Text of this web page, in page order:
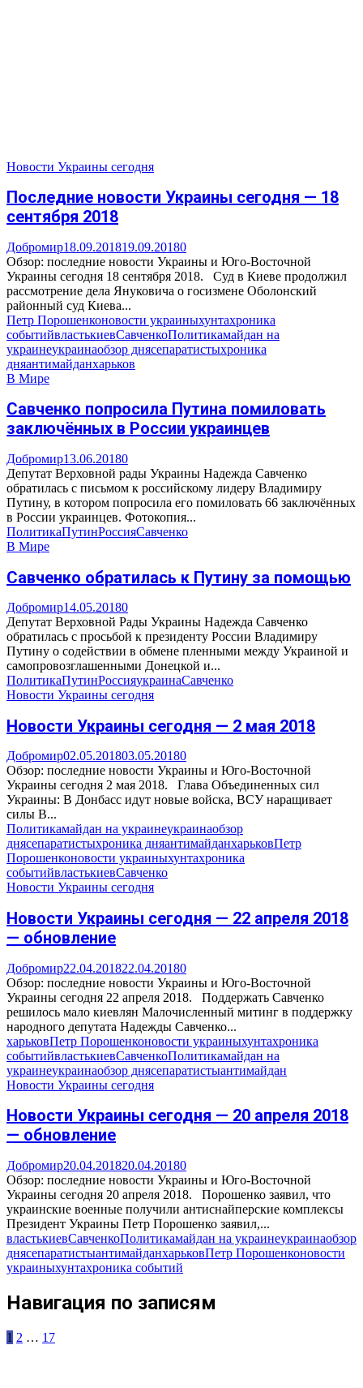
Новости Украины сегодня
Последние новости Украины сегодня — 18
сентября 2018
Добромир18.09.201819.09.20180
Обзор: последние новости Украины и Юго-Восточной
Украины сегодня 18 сентября 2018. Суд в Киеве продолжил
рассмотрение дела Януковича о госизмене Оболонский
районный суд Киева...
Петр Порошенконовости украиныхунтахроника
событийвластькиевСавченкоПолитикамайдан на
украинеукраинаобзор днясепаратистыхроника
дняантимайданхарьков
В Мире
Савченко попросила Путина помиловать
заключённых в России украинцев
Добромир13.06.20180
Депутат Верховной рады Украины Надежда Савченко
обратилась с письмом к российскому лидеру Владимиру
Путину, в котором попросила его помиловать 66 заключённых
в России украинцев. Фотокопия...
ПолитикаПутинРоссияСавченко
В Мире
Савченко обратилась к Путину за помощью
Добромир14.05.20180
Депутат Верховной Рады Украины Надежда Савченко
обратилась с просьбой к президенту России Владимиру
Путину о содействии в обмене пленными между Украиной и
самопровозглашенными Донецкой и...
ПолитикаПутинРоссияукраинаСавченко
Новости Украины сегодня
Новости Украины сегодня — 2 мая 2018
Добромир02.05.201803.05.20180
Обзор: последние новости Украины и Юго-Восточной
Украины сегодня 2 мая 2018. Глава Объединенных сил
Украины: В Донбасс идут новые войска, ВСУ наращивает
силы В...
Политикамайдан на украинеукраинаобзор
днясепаратистыхроника дняантимайданхарьковПетр
Порошенконовости украиныхунтахроника
событийвластькиевСавченко
Новости Украины сегодня
Новости Украины сегодня — 22 апреля 2018
— обновление
Добромир22.04.201822.04.20180
Обзор: последние новости Украины и Юго-Восточной
Украины сегодня 22 апреля 2018. Поддержать Савченко
решилось мало киевлян Малочисленный митинг в поддержку
народного депутата Надежды Савченко...
харьковПетр Порошенконовости украиныхунтахроника
событийвластькиевСавченкоПолитикамайдан на
украинеукраинаобзор днясепаратистыантимайдан
Новости Украины сегодня
Новости Украины сегодня — 20 апреля 2018
— обновление
Добромир20.04.201820.04.20180
Обзор: последние новости Украины и Юго-Восточной
Украины сегодня 20 апреля 2018. Порошенко заявил, что
украинские военные получили антиснайперские комплексы
Президент Украины Петр Порошенко заявил,...
властькиевСавченкоПолитикамайдан на украинеукраинаобзор
днясепаратистыантимайданхарьковПетр Порошенконовости
украиныхунтахроника событий
Навигация по записям
1 2 … 17